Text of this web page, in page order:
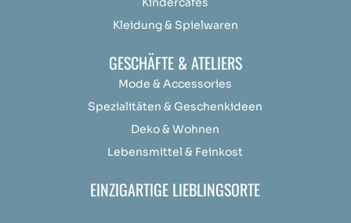
Kleidung & Spielwaren
GESCHÄFTE & ATELIERS
Mode & Accessories
Spezialitäten & Geschenkideen
Deko & Wohnen
Lebensmittel & Feinkost
EINZIGARTIGE LIEBLINGSORTE